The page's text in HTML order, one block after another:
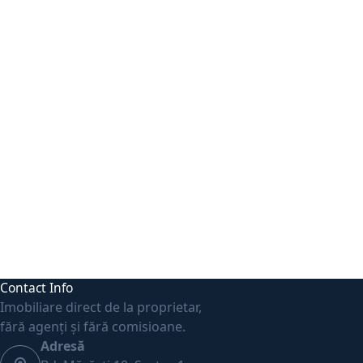
Contact Info
Imobiliare direct de la proprietar,
fără agenți și fără comisioane.
Adresă